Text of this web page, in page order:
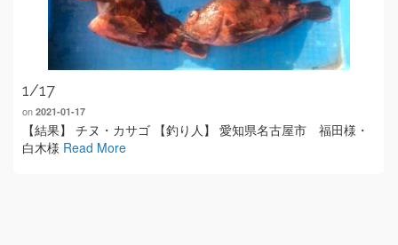
1/17
on 2021-01-17
【結果】 チヌ・カサゴ 【釣り人】 愛知県名古屋市 福田様・
白木様 Read More